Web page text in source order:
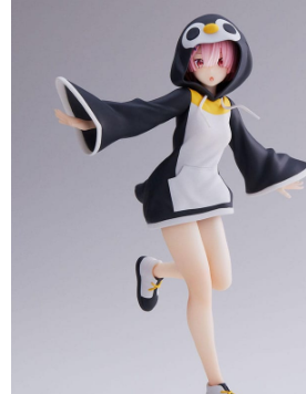
每筆NT$100，滿NT$1,300(含以上)免運費
宅配-離島(澎湖/金門/馬祖)-木棉花樂園專用
每筆NT$220
黑貓宅配-貨到付款